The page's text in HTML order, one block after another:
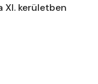
XI. kerületben